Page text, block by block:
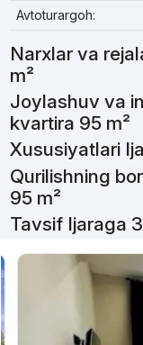
Avtoturargoh:
Narxlar va
m²
Joylashuv va
kvartira 95 m²
Xususiyatlari
Qurilishning
95 m²
Tavsif Ijaraga